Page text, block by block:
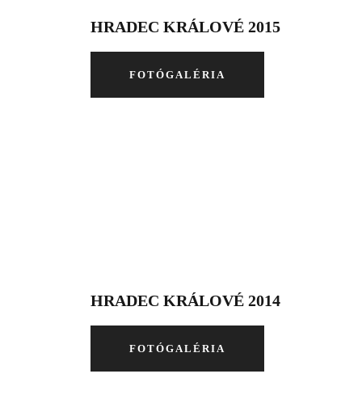
HRADEC KRÁLOVÉ 2015
FOTÓGALÉRIA
HRADEC KRÁLOVÉ 2014
FOTÓGALÉRIA